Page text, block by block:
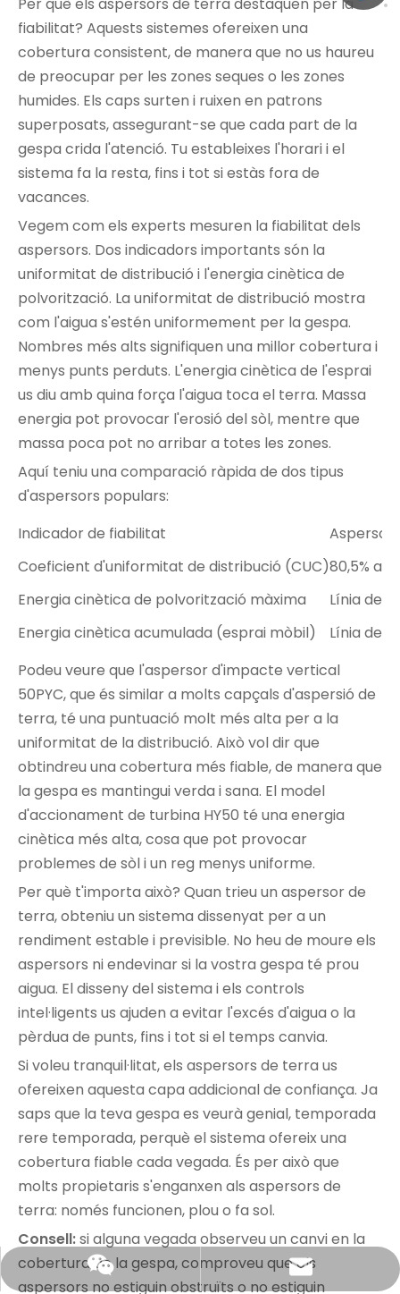
fiabilitat? Aquests sistemes ofereixen una
cobertura consistent, de manera que no us haureu
de preocupar per les zones seques o les zones
humides. Els caps surten i ruixen en patrons
superposats, assegurant-se que cada part de la
gespa crida l'atenció. Tu estableixes l'horari i el
sistema fa la resta, fins i tot si estàs fora de
vacances.
Vegem com els experts mesuren la fiabilitat dels
aspersors. Dos indicadors importants són la
uniformitat de distribució i l'energia cinètica de
polvorització. La uniformitat de distribució mostra
com l'aigua s'estén uniformement per la gespa.
Nombres més alts signifiquen una millor cobertura i
menys punts perduts. L'energia cinètica de l'esprai
us diu amb quina força l'aigua toca el terra. Massa
energia pot provocar l'erosió del sòl, mentre que
massa poca pot no arribar a totes les zones.
Aquí teniu una comparació ràpida de dos tipus
d'aspersors populars:
Indicador de fiabilitat
Aspersor
Coeficient d'uniformitat de distribució (CUC)80,5% a
Energia cinètica de polvorització màxima
Línia de
Energia cinètica acumulada (esprai mòbil)
Línia de
Podeu veure que l'aspersor d'impacte vertical
50PYC, que és similar a molts capçals d'aspersió de
terra, té una puntuació molt més alta per a la
uniformitat de la distribució. Això vol dir que
obtindreu una cobertura més fiable, de manera que
la gespa es mantingui verda i sana. El model
d'accionament de turbina HY50 té una energia
cinètica més alta, cosa que pot provocar
problemes de sòl i un reg menys uniforme.
Per què t'importa això? Quan trieu un aspersor de
terra, obteniu un sistema dissenyat per a un
rendiment estable i previsible. No heu de moure els
aspersors ni endevinar si la vostra gespa té prou
aigua. El disseny del sistema i els controls
intel·ligents us ajuden a evitar l'excés d'aigua o la
pèrdua de punts, fins i tot si el temps canvia.
Si voleu tranquil·litat, els aspersors de terra us
ofereixen aquesta capa addicional de confiança. Ja
saps que la teva gespa es veurà genial, temporada
rere temporada, perquè el sistema ofereix una
cobertura fiable cada vegada. És per això que
molts propietaris s'enganxen als aspersors de
terra: només funcionen, plou o fa sol.
Consell:si alguna vegada observeu un canvi en la
cobertura de la gespa, comproveu que els
aspersors no estiguin obstruïts o no estiguin
+86 13750613666
edward@shixia.com